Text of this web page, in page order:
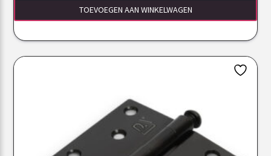
TOEVOEGEN AAN WINKELWAGEN